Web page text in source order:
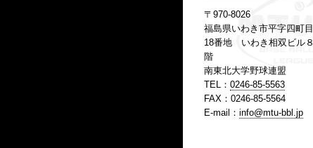
〒970-8026
福島県いわき市平字四町目
18番地 いわき相双ビル８
階
南東北大学野球連盟
TEL： 0246-85-5563
FAX：0246-85-5564
E-mail： info@mtu-bbl.jp